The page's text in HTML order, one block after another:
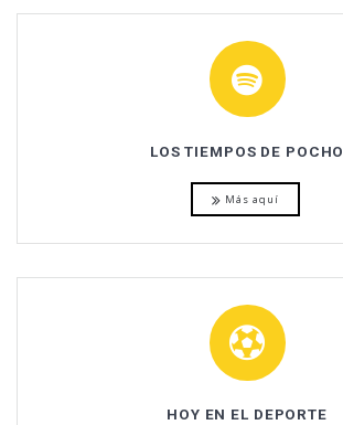
LOS TIEMPOS DE POCHO
Más aquí
HOY EN EL DEPORTE